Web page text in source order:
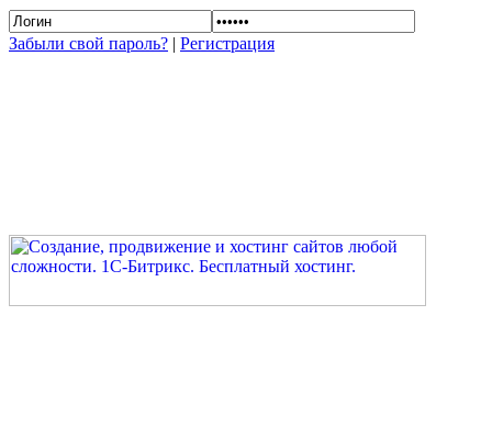
Забыли свой пароль? | Регистрация